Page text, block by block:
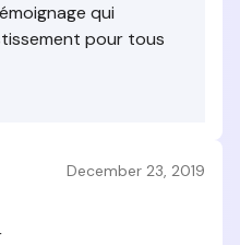
qui
pour tous
December 23, 2019